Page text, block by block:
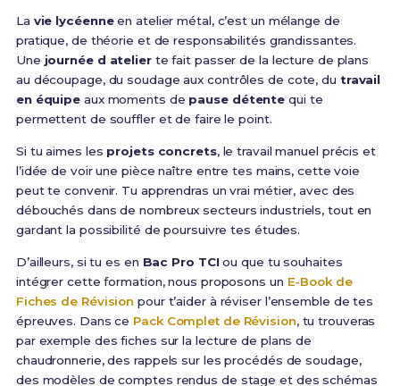
La vie lycéenneen atelier métal, c’est un mélange de
pratique, de théorie et de responsabilités grandissantes.
Une journée d atelierte fait passer de la lecture de plans
au découpage, du soudage aux contrôles de cote, du travail
en équipe aux moments de pause détente qui te
permettent de souffler et de faire le point.
Si tu aimes les projets concrets, le travail manuel précis et
l’idée de voir une pièce naître entre tes mains, cette voie
peut te convenir. Tu apprendras un vrai métier, avec des
débouchés dans de nombreux secteurs industriels, tout en
gardant la possibilité de poursuivre tes études.
D’ailleurs, si tu es en Bac Pro TCIou que tu souhaites
intégrer cette formation, nous proposons un E-Book de
Fiches de Révision pour t’aider à réviser l’ensemble de tes
épreuves. Dans ce Pack Complet de Révision, tu trouveras
par exemple des fiches sur la lecture de plans de
chaudronnerie, des rappels sur les procédés de soudage,
des modèles de comptes rendus de stage et des schémas